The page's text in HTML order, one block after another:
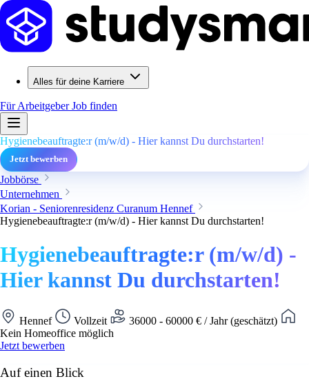
Alles für deine Karriere
Für ArbeitgeberJob finden
Hygienebeauftragte:r (m/w/d) - Hier kannst Du durchstarten!
Jetzt bewerben
Jobbörse
Unternehmen
Korian - Seniorenresidenz Curanum Hennef
Hygienebeauftragte:r (m/w/d) - Hier kannst Du durchstarten!
Hygienebeauftragte:r (m/w/d) -
Hier kannst Du durchstarten!
Hennef Vollzeit
36000 - 60000 € / Jahr (geschätzt)
Kein Homeoffice möglich
Jetzt bewerben
Auf einen Blick